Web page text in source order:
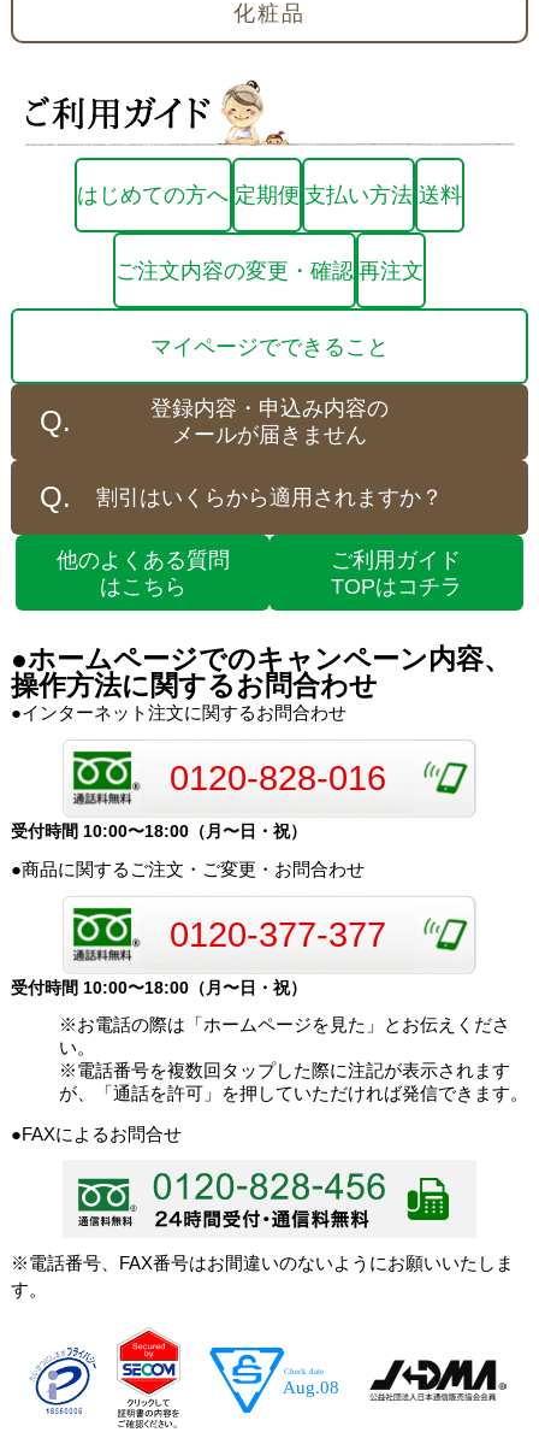
化粧品
はじめての方へ 定期便 支払い方法 送料
ご注文内容の変更・確認 再注文
マイページでできること
登録内容・申込み内容の
メールが届きません
割引はいくらから適用されますか？
他のよくある質問
はこちら
ご利用ガイド
TOPはコチラ
●ホームページでのキャンペーン内容、
操作方法に関するお問合わせ
●インターネット注文に関するお問合わせ
0120-828-016
受付時間 10:00〜18:00（月〜日・祝）
●商品に関するご注文・ご変更・お問合わせ
0120-377-377
受付時間 10:00〜18:00（月〜日・祝）
※お電話の際は「ホームページを見た」とお伝えくださ
い。
※電話番号を複数回タップした際に注記が表示されます
が、「通話を許可」を押していただければ発信できます。
●FAXによるお問合せ
※電話番号、FAX番号はお間違いのないようにお願いいたしま
す。